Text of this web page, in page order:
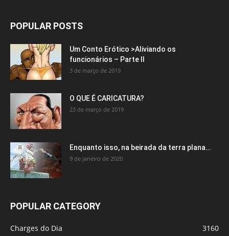
POPULAR POSTS
Um Conto Erótico >Aliviando os
funcionários – Parte II
3 de março de 2019
O QUE É CARICATURA?
23 de março de 2019
Enquanto isso, na beirada da terra plana…
9 de janeiro de 2020
POPULAR CATEGORY
Charges do Dia
3160